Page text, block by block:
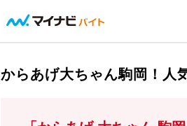
からあげ大ちゃん駒岡！人